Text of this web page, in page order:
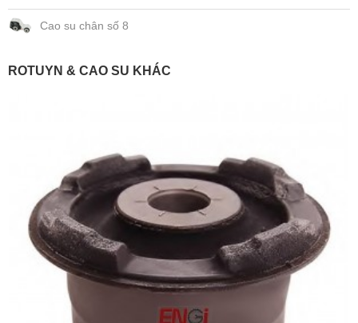
Cao su chân số 8
ROTUYN & CAO SU KHÁC